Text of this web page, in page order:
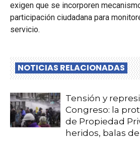
exigen que se incorporen
participación ciudadana para
servicio.
NOTICIAS RELACIONADAS
Tensión y
Congreso: la
de Propiedad
heridos, balas